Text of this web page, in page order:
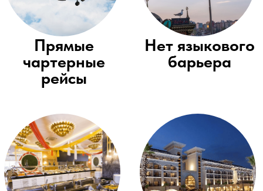
Почему выбирают
турагентство A2 travel?
Мы те, кто знает о путешествиях ВСЁ! И
умеет превратить любые ваши желания в
сбывшуюся мечту. Наши клиенты - люди,
которые ценят свое время. А мы ценим